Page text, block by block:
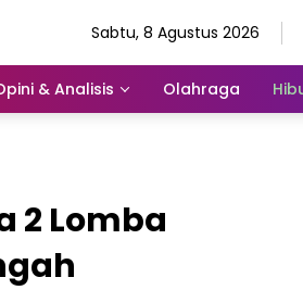
Sabtu, 8 Agustus 2026
& Analisis Olahraga
2 Lomba